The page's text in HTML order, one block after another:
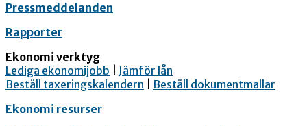
Pressmeddelanden
Rapporter
Ekonomi verktyg
Lediga ekonomijobb
Jämför lån
Beställ taxeringskalendern
Beställ dokumentmallar
Ekonomi resurser